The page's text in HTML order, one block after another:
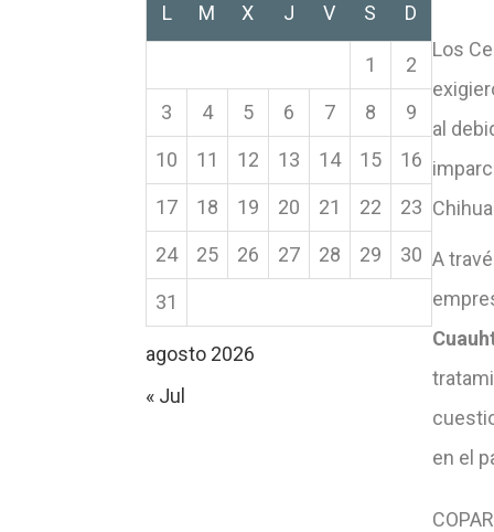
agosto 2026
L M X J V S D
1 2
3 4 5 6 7 8 9
10 11 12 13 14 15 16
17 18 19 20 21 22 23
24 25 26 27 28 29 30
31
« Jul
Los
al
A
en el